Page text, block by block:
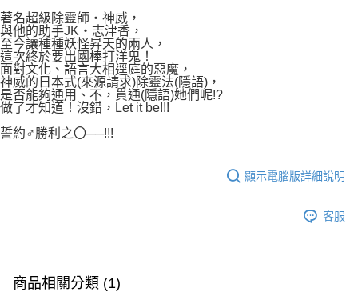
４．使用「AFTEE先享後付」時，將依據個別帳號之用戶狀況，依本公司即
時審查核予不同之上限額度；若仍有額度不足之情形，本公司將視審查結果
請求用戶進行身份認證。
５．嚴禁一人註冊多個帳號或使用他人資訊註冊。若發現惡意使用之情形，
恩沛科技股份有限公司將有權停止該用戶之使用額度並採取法律行動。
國家/地區配送
著名超級除靈師・神威，
與他的助手JK・志津香，
至今讓種種妖怪昇天的兩人，
這次終於要出國棒打洋鬼！
面對文化、語言大相逕庭的惡魔，
神威的日本式(來源請求)除靈法(隱語)，
是否能夠通用、不，貫通(隱語)她們呢!?
做了才知道！沒錯，Let it be!!!
誓約♂勝利之〇──!!!
顯示電腦版詳細說明
客服
商品相關分類 (1)